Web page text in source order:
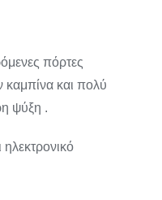
πόρτες
καμπίνα και πολύ
ψύξη .
ηλεκτρονικό